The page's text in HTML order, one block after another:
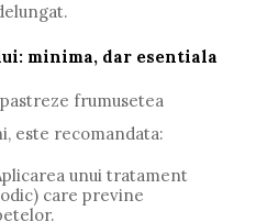
minima, dar esentiala
frumusetea
este recomandata:
unui tratament
care previne